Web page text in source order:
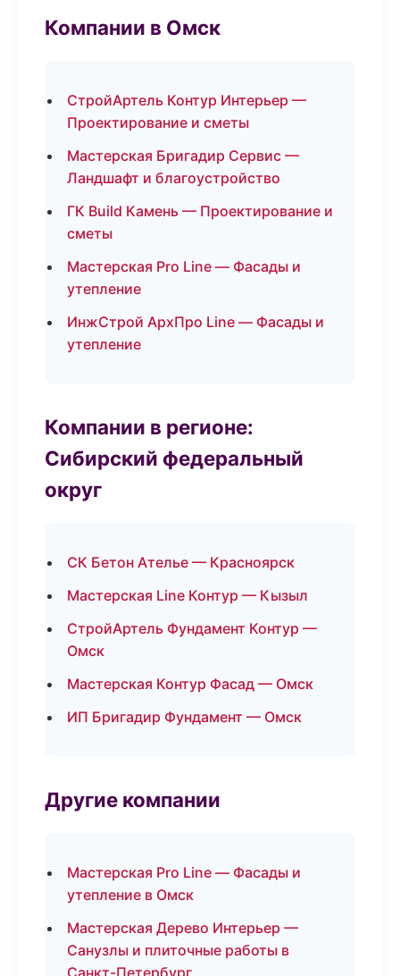
Компании в Омск
СтройАртель Контур Интерьер —
Проектирование и сметы
Мастерская Бригадир Сервис —
Ландшафт и благоустройство
ГК Build Камень — Проектирование и
сметы
Мастерская Pro Line — Фасады и
утепление
ИнжСтрой АрхПро Line — Фасады и
утепление
Компании в регионе:
Сибирский федеральный
округ
СК Бетон Ателье — Красноярск
Мастерская Line Контур — Кызыл
СтройАртель Фундамент Контур —
Омск
Мастерская Контур Фасад — Омск
ИП Бригадир Фундамент — Омск
Другие компании
Мастерская Pro Line — Фасады и
утепление в Омск
Мастерская Дерево Интерьер —
Санузлы и плиточные работы в
Санкт-Петербург